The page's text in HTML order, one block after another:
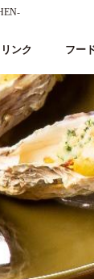
リンク フー